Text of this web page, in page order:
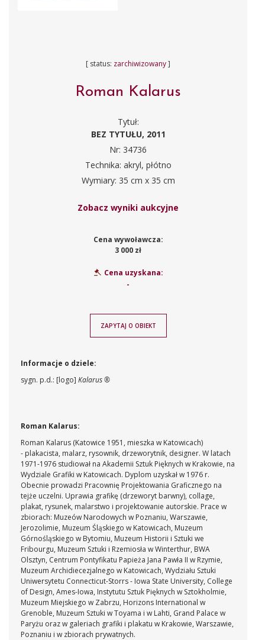
[ status: zarchiwizowany]
Roman Kalarus
Tytuł:
BEZ TYTUŁU, 2011
Nr: 34736
Technika: akryl, płótno
Wymiary: 35 cm x 35 cm
Zobacz wyniki aukcyjne
Cena wywoławcza:
3 000 zł
Cena uzyskana:
-
ZAPYTAJ O OBIEKT
Informacje o dziele:
sygn. p.d.: [logo] Kalarus ®
Roman Kalarus:
Roman Kalarus (Katowice 1951, mieszka w Katowicach)
- plakacista, malarz, rysownik, drzeworytnik, designer. W latach
1971-1976 studiował na Akademii Sztuk Pięknych w Krakowie, na
Wydziale Grafiki w Katowicach. Dyplom uzyskał w 1976 r.
Obecnie prowadzi Pracownię Projektowania Graficznego na
tejże uczelni. Uprawia grafikę (drzeworyt barwny), collage,
plakat, rysunek, malarstwo i projektowanie autorskie. Prace w
zbiorach: Muzeów Narodowych w Poznaniu, Warszawie,
Jerozolimie, Muzeum Śląskiego w Katowicach, Muzeum
Górnośląskiego w Bytomiu, Muzeum Historii i Sztuki we
Fribourgu, Muzeum Sztuki i Rzemiosła w Winterthur, BWA
Olsztyn, Centrum Pontyfikatu Papieża Jana Pawła II w Rzymie,
Muzeum Archidiecezjalnego w Katowicach, Wydziału Sztuki
Uniwersytetu Connecticut-Storrs - Iowa State University, College
of Design, Ames-Iowa, Instytutu Sztuk Pięknych w Sztokholmie,
Muzeum Miejskiego w Zabrzu, Horizons International w
Grenoble, Muzeum Sztuki w Toyama i w Lahti, Grand Palace w
Paryżu oraz w galeriach grafiki i plakatu w Krakowie, Warszawie,
Poznaniu i w zbiorach prywatnych.